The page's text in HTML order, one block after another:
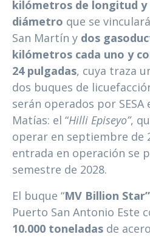
kilómetros de longitud y
diámetro que se
San Martín y dos
kilómetros cada uno y
24 pulgadas, cuya traza
dos buques de
serán operados por SESA
Matías: el “Hilli Episeyo”,
operar en septiembre de
entrada en operación se
semestre de 2028.
El buque “MV Billion Star”
Puerto San Antonio Este
10.000 toneladas de